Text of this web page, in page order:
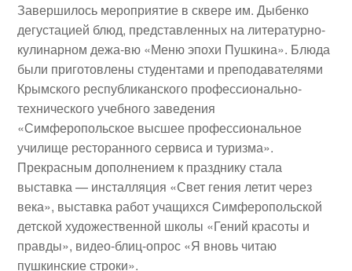
Завершилось мероприятие в сквере им. Дыбенко
дегустацией блюд, представленных на литературно-
кулинарном дежа-вю «Меню эпохи Пушкина». Блюда
были приготовлены студентами и преподавателями
Крымского республиканского профессионально-
технического учебного заведения
«Симферопольское высшее профессиональное
училище ресторанного сервиса и туризма».
Прекрасным дополнением к празднику стала
выставка — инсталляция «Свет гения летит через
века», выставка работ учащихся Симферопольской
детской художественной школы «Гений красоты и
правды», видео-блиц-опрос «Я вновь читаю
пушкинские строки».